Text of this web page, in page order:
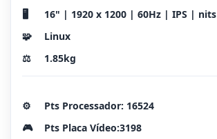
🖥️
16" | 1920 x 1200 | 60Hz | IPS | nits
🧩
Linux
⚖️
1.85kg
⚙️
Pts Processador: 16524
🎮
Pts Placa Vídeo:3198